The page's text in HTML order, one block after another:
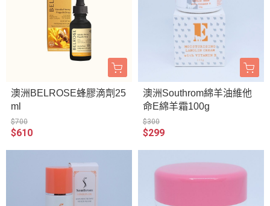
澳洲BELROSE蜂膠滴劑25
ml
$700
$610
澳洲Southrom綿羊油維他
命E綿羊霜100g
$300
$299